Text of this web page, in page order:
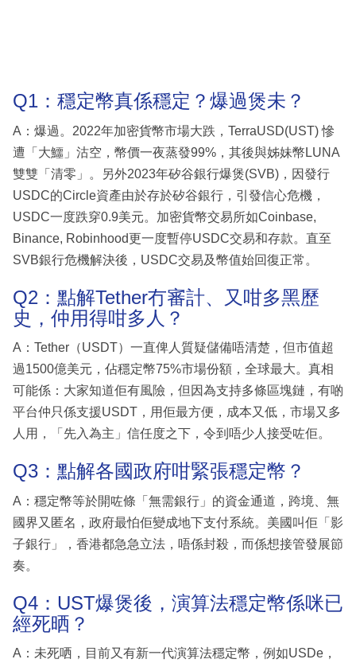
Q1：穩定幣真係穩定？爆過煲未？
A：爆過。2022年加密貨幣市場大跌，TerraUSD(UST) 慘
遭「大鱷」沽空，幣價一夜蒸發99%，其後與姊妹幣LUNA
雙雙「清零」。另外2023年矽谷銀行爆煲(SVB)，因發行
USDC的Circle資產由於存於矽谷銀行，引發信心危機，
USDC一度跌穿0.9美元。加密貨幣交易所如Coinbase,
Binance, Robinhood更一度暫停USDC交易和存款。直至
SVB銀行危機解決後，USDC交易及幣值始回復正常。
Q2：點解Tether冇審計、又咁多黑歷
史，仲用得咁多人？
A：Tether（USDT）一直俾人質疑儲備唔清楚，但市值超
過1500億美元，佔穩定幣75%市場份額，全球最大。真相
可能係：大家知道佢有風險，但因為支持多條區塊鏈，有啲
平台仲只係支援USDT，用佢最方便，成本又低，市場又多
人用，「先入為主」信任度之下，令到唔少人接受咗佢。
Q3：點解各國政府咁緊張穩定幣？
A：穩定幣等於開咗條「無需銀行」的資金通道，跨境、無
國界又匿名，政府最怕佢變成地下支付系統。美國叫佢「影
子銀行」，香港都急急立法，唔係封殺，而係想接管發展節
奏。
Q4：UST爆煲後，演算法穩定幣係咪已
經死晒？
A：未死哂，目前又有新一代演算法穩定幣，例如USDe，